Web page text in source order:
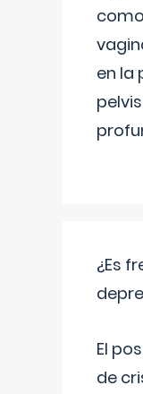
en la
¿Es
El
de